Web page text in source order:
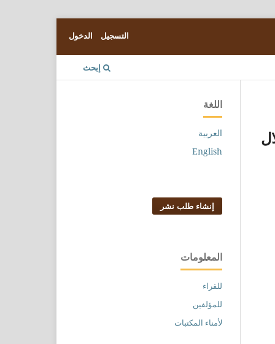
إبحث
التسجيل الدخول
اللغة
العربية
English
إنشاء طلب نشر
المعلومات
للقراء
للمؤلفين
لأمناء المكتبات